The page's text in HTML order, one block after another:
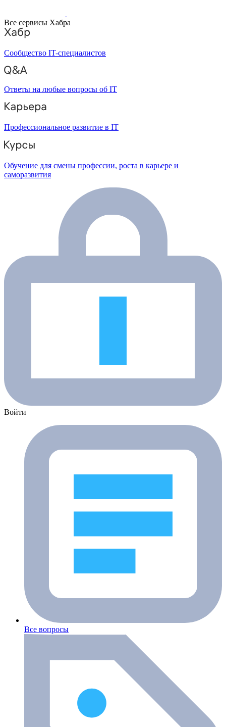
Все сервисы Хабра
Сообщество IT-специалистов
Ответы на любые вопросы об IT
Профессиональное развитие в IT
Обучение для смены профессии, роста в карьере и
саморазвития
Войти
Все вопросы